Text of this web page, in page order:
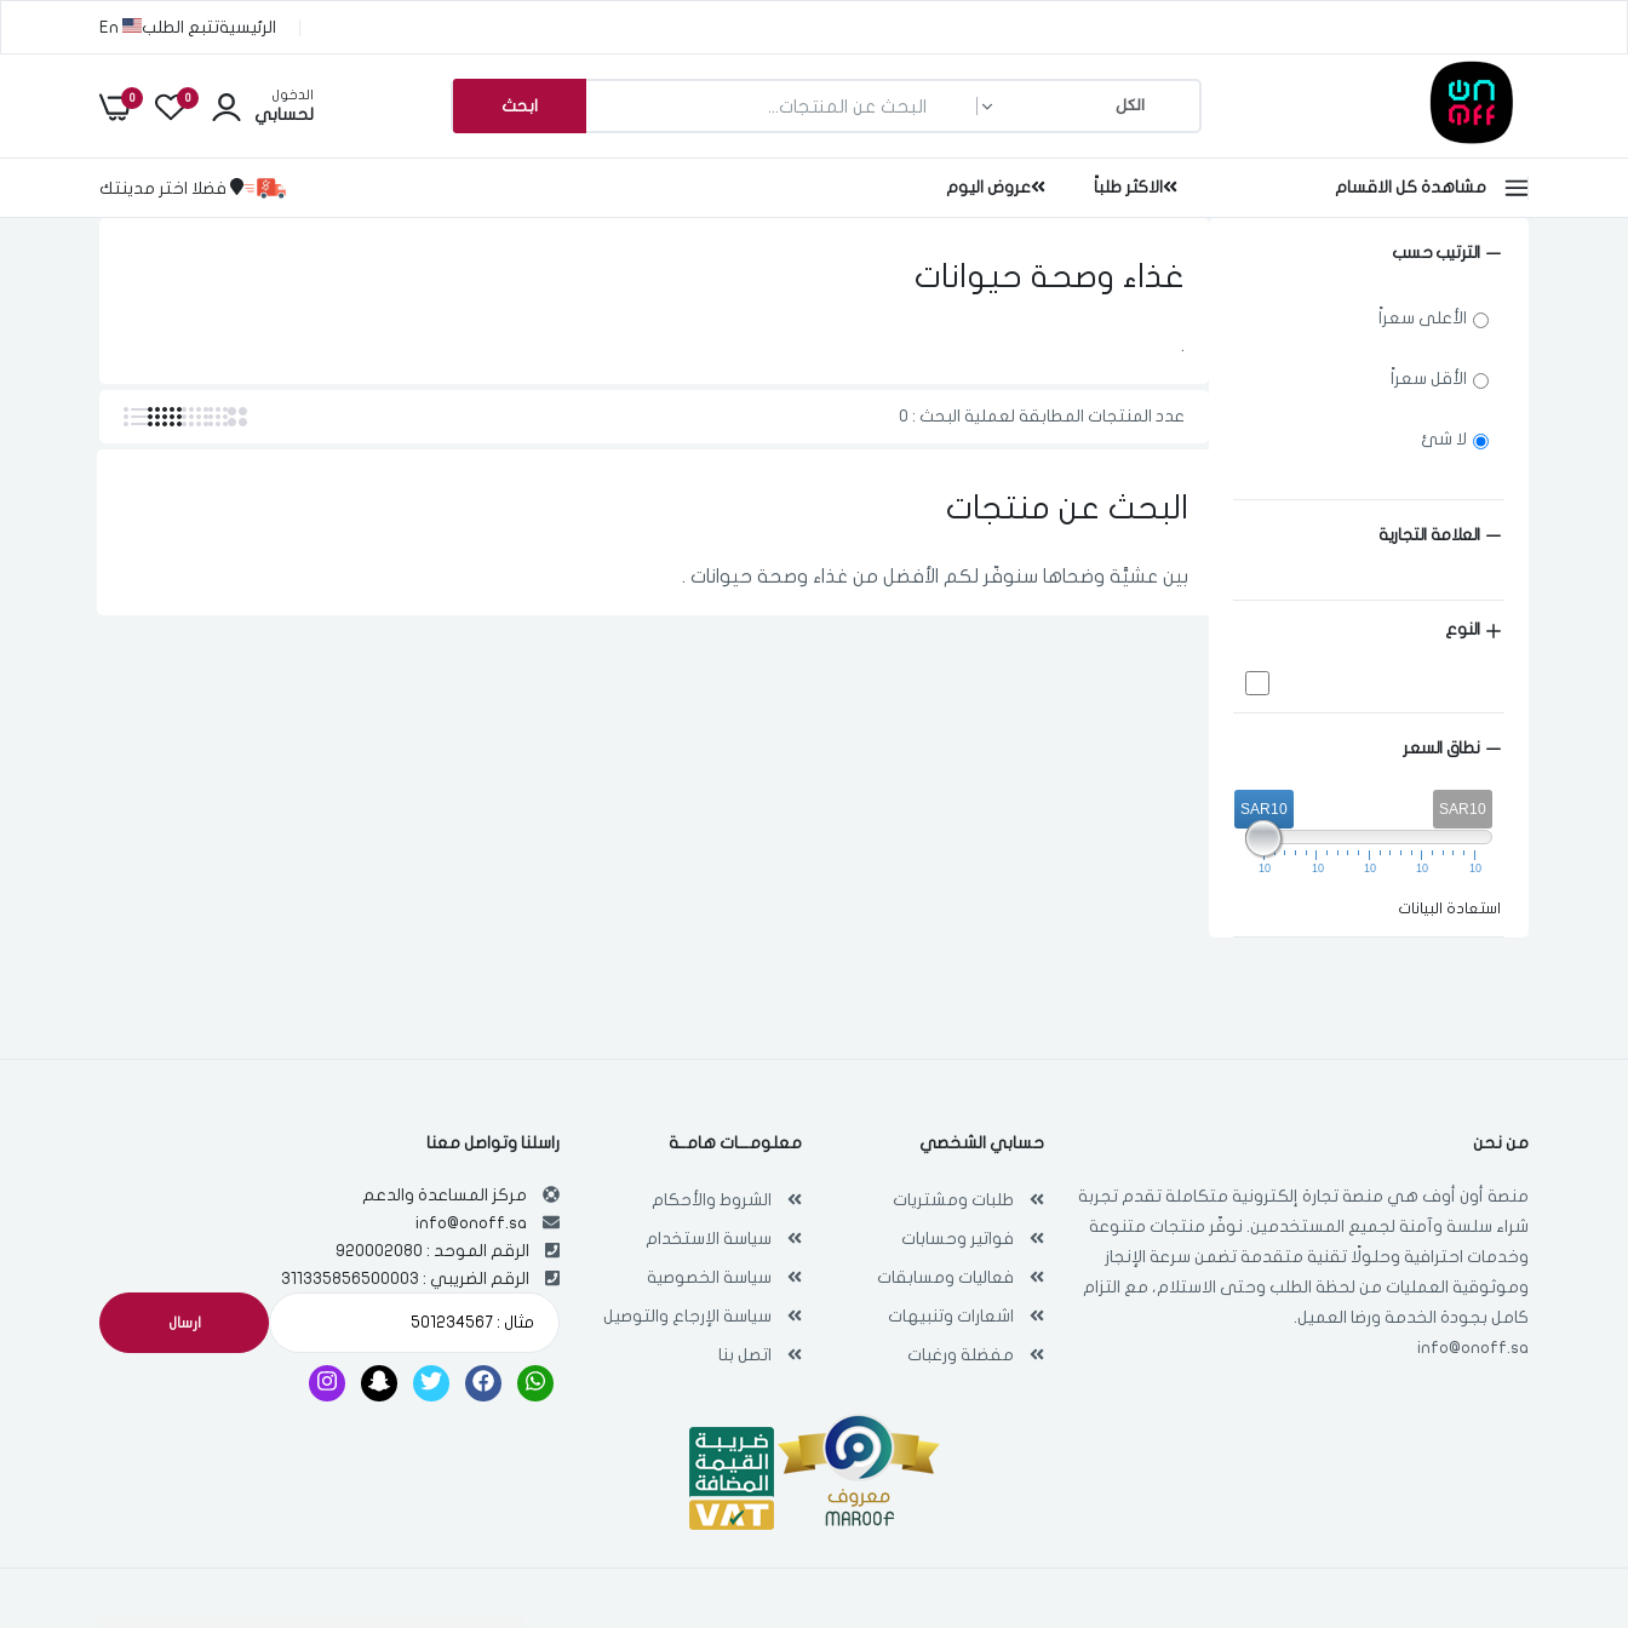
الرئيسيةتتبع الطلب En
ابحث
الدخول
لحسابي
0
0
مشاهدة كل الاقسام الاكثر طلباً عروض اليوم فضلا اختر مدينتك
الترتيب حسب
الأعلى سعراً
الأقل سعراً
لا شئ
العلامة التجارية
النوع
نطاق السعر
SAR10
SAR10
10 10 10 10 10
استعادة البيانات
غذاء وصحة حيوانات
.
عدد المنتجات المطابقة لعملية البحث : 0
البحث عن منتجات
بين عشيَّة وضحاها سنوفّر لكم الأفضل من غذاء وصحة حيوانات .
من نحن
منصة أون أوف هي منصة تجارة إلكترونية متكاملة تقدم تجربة
شراء سلسة وآمنة لجميع المستخدمين. نوفّر منتجات متنوعة
وخدمات احترافية وحلولًا تقنية متقدمة تضمن سرعة الإنجاز
وموثوقية العمليات من لحظة الطلب وحتى الاستلام، مع التزام
كامل بجودة الخدمة ورضا العميل.
info@onoff.sa
حسابي الشخصي
طلبات ومشتريات
فواتير وحسابات
فعاليات ومسابقات
اشعارات وتنبيهات
مفضلة ورغبات
معلومـــات هامــة
الشروط والأحكام
سياسة الاستخدام
سياسة الخصوصية
سياسة الإرجاع والتوصيل
اتصل بنا
راسلنا وتواصل معنا
مركز المساعدة والدعم
info@onoff.sa
الرقم الموحد : 920002080
الرقم الضريبي : 311335856500003
ارسال
فى حالة تغيير المدينة قد تفقد بعض او كل المنتجات التي تم اضافتها للسلة
ما الذي تبحث عنه؟